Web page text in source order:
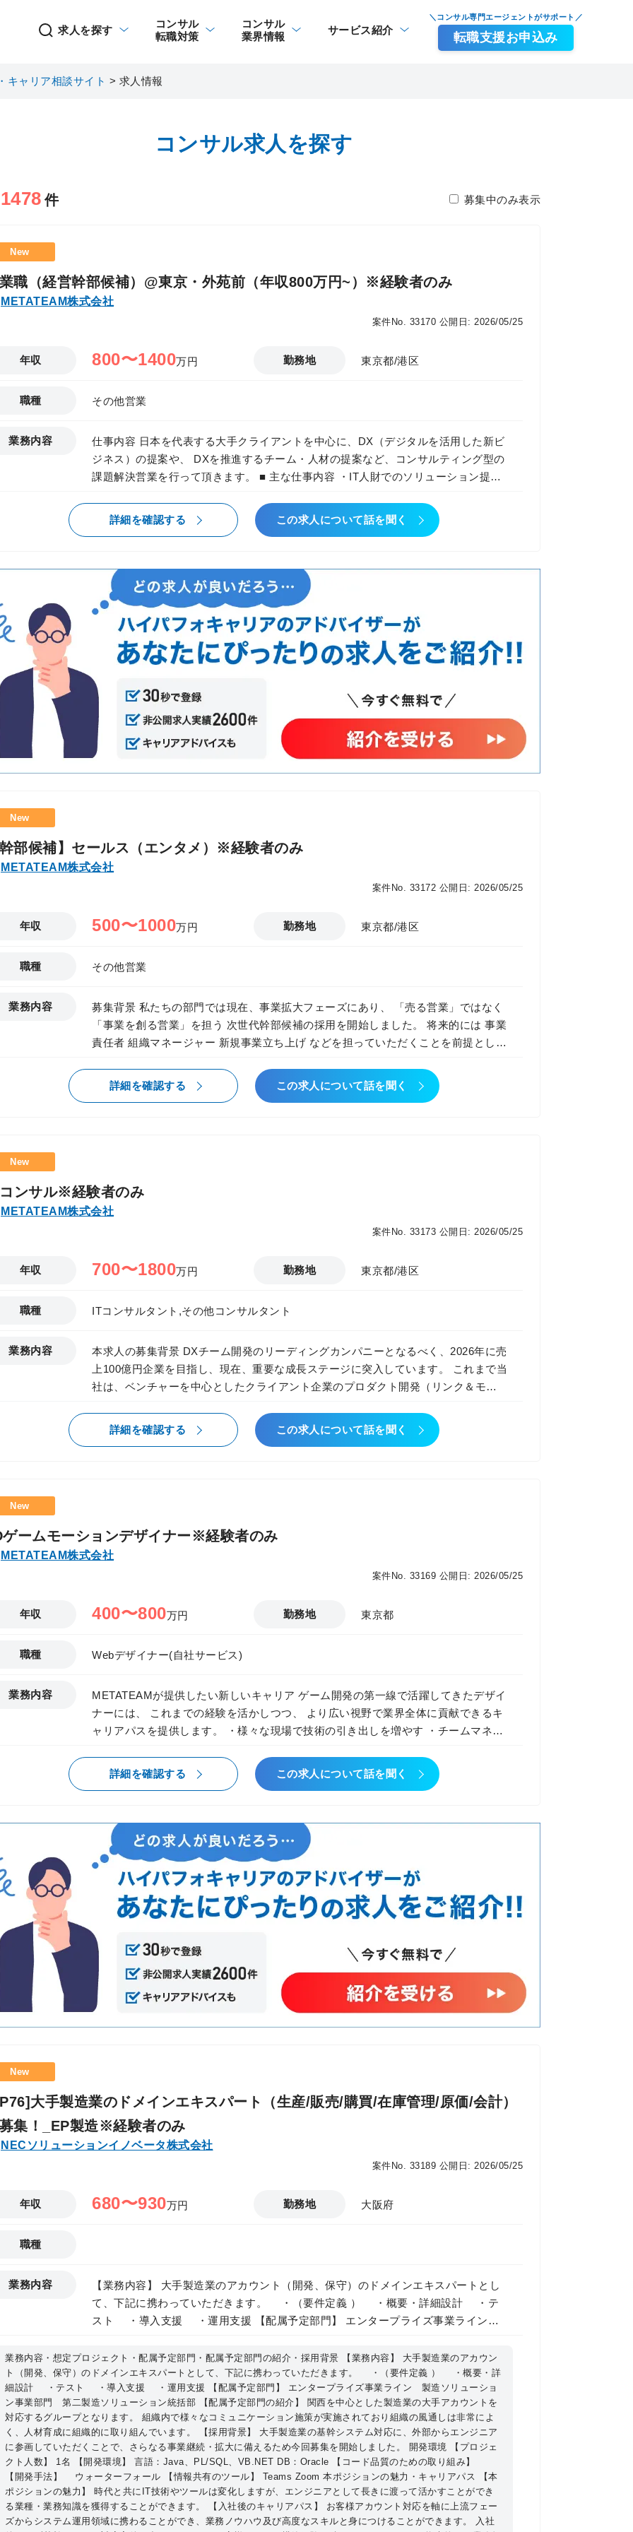
求人を探す
コンサル
転職対策
コンサル
業界情報
サービス紹介
＼コンサル専門エージェントがサポート／
転職支援お申込み
キャリア相談サイト > 求人情報
コンサル求人を探す
1478 件 募集中のみ表示
New
職（経営幹部候補）@東京・外苑前（年収800万円~）※経験者のみ
METATEAM株式会社
案件No. 33170 公開日: 2026/05/25
年収 800〜1400万円 勤務地 東京都/港区
職種 その他営業
業務内容
仕事内容 日本を代表する大手クライアントを中心に、DX（デジタルを活用した新ビ
ジネス）の提案や、 DXを推進するチーム・人材の提案など、コンサルティング型の
課題解決営業を行って頂きます。 ■ 主な仕事内容 ・IT人財でのソリューション提案
タントとの連携） ・新規顧客獲得、顧客深耕 ・事業戦略立案、実行 ・メンバーマネ
ジメントや組織強化 ・経営層や各事業部との連携 ・コミットメントができる強いカ
日座学） ２．OJT研修（入社2日目〜） ※個人の成長に合わせて柔軟に調整し
ています ３．上長との月次1on1 ※月1で本部長が商談に同席するほか、コンサ
ルタントと協力する場面も多くあります その他にも、商談前の事前MTG実施
など、随時 社内でのナレッジ共有を行っています ■ 営業キャリアの魅力・特徴 １．
「IT人財×チーム」を商材とすることで、幅広いIT知見と圧倒的なマネジメント力が
「価値ある仕事」を自ら生み出す面白さがあります！ ３．少数精鋭チームを牽引い
ただくなかで、キャリアの選択肢を広げられるポジションです！ ４．事業拡大の鍵
を握る"営業"だからこそ、実力と成果次第でスピード昇進も目指せます！ 【 モデル
年収（一例）】 年収800万円 ／ 営業歴5年 ／ 中途2年目 29歳（リーダー） 年収
1,200万円 ／ 営業歴7年 ／ 中途1年目 31歳（マネジャー候補） 年収1,400万円 ／ 営
業歴10年 ／ 中途3年目 32歳（事業部長 兼 副部長） ※中長期的なキャリアイメージ
詳細を確認する この求人について話を聞く
New
部候補】セールス（エンタメ）※経験者のみ
METATEAM株式会社
案件No. 33172 公開日: 2026/05/25
年収 500〜1000万円 勤務地 東京都/港区
職種 その他営業
業務内容
募集背景 私たちの部門では現在、事業拡大フェーズにあり、 「売る営業」ではなく
「事業を創る営業」を担う 次世代幹部候補の採用を開始しました。 将来的には 事業
責任者 組織マネージャー 新規事業立ち上げ などを担っていただくことを前提とした
責任者を目指していただきます。 入社直後? 既存／新規クライアントへの提案営業
顧客課題のヒアリング・整理 提案資料作成 社内メンバー（エンジニア／クリエイタ
ンアップ可能 将来のキャリアが「営業」だけに閉じない
詳細を確認する この求人について話を聞く
New
ンサル※経験者のみ
METATEAM株式会社
案件No. 33173 公開日: 2026/05/25
年収 700〜1800万円 勤務地 東京都/港区
職種 ITコンサルタント,その他コンサルタント
業務内容
本求人の募集背景 DXチーム開発のリーディングカンパニーとなるべく、2026年に売
上100億円企業を目指し、現在、重要な成長ステージに突入しています。 これまで当
社は、ベンチャーを中心としたクライアント企業のプロダクト開発（リンク＆モチ
流から下流まで一貫して担い、技術力と推進力を強みに実績を積み重ねてきまし
た。 今後は日本や世界を代表する超大手クライアントも手がけていきたいと考えて
ゆる業界で「検証（PoC）」から「実装・定着」へと急速に移行しています。 一方
で現場では、以下のような課題が多く残っています。 ・PoCは実施したが、本番導
入に至らない ・業務課題とAI活用が結びつかず、成果が出ない ・データ・IT基盤・
セキュリティなどの設計が追いつかない ・現場と経営層の意思決定をつなぐ人材が
「構想?実装?定着」を一貫して推進できる中核人材を募集します。 業務内容
案活動、キーマンとのリレーション構築 ・プロジェクトの立ち上げ・推進・クロー
・主要顧客の責任者として、プロジェクト品質向上と顧客貢献最大化 ・AI領域の案
件創出・大型提案の推進 ・組織づくり・採用・育成・カルチャー浸透の主導 ・経営
幹部候補としての会社貢献 特色/魅力 ・AI領域の構想策定?実装?定着までEnd to End
で支援できる ・技術理解に基づくコンサルティング（SIerとしての強み） ・成長フ
ェーズならではの裁量とスピード感 ・コアメンバーとして組織づくりにも関われる
・ワンプール制で業界に縛られずAI活用支援が可能 直近プロジェクト事例 ■大手小
企画・RFP作成支援 ■大手企業：セキュリティ導入計画策定支援 ※今後は生成AI活
用の案件拡大を予定
詳細を確認する この求人について話を聞く
New
ゲームモーションデザイナー※経験者のみ
METATEAM株式会社
案件No. 33169 公開日: 2026/05/25
年収 400〜800万円 勤務地 東京都
職種 Webデザイナー(自社サービス)
業務内容
METATEAMが提供したい新しいキャリア ゲーム開発の第一線で活躍してきたデザイ
ナーには、 これまでの経験を活かしつつ、 より広い視野で業界全体に貢献できるキ
ャリアパスを提供します。 ・様々な現場で技術の引き出しを増やす ・チームマネジ
験を多く積んでさらにスキルアップしたい方、 現場経験を生かしてキャリアの幅を
広げたい方には最適な環境です。 業務内容 新規ゲームタイトル（スマホ／コンシュ
ンス、遷移、当たり判定、最適化、ゲーム性 を強く意識して制作する必要がありま
す。 【主な業務】 ▼ キャラクターモーション制作 ・キャラクターアクション（攻
撃／回避／移動／待機／スキル） ・バトルアニメーション（コンボ、必殺技、被
弾） ・エネミー／ボスの行動モーション ・NPCモーション（生活動作、演出動作）
・モーションキャプチャデータの調整・クリーニング ・手付けアニメーションの制
Rigging ・Unreal：Anim Blueprint／State Machine／Control Rig ・動きの遷移（ブ
レンド、補間）の調整 ・当たり判定／遷移条件のセットアップ ・フレーム単位での
攻撃タイミング・ヒットフレーム合わせ ・カメラ／エフェクトとの同期 ▼ ゲーム向
け最適化 ・ループ調整・フレーム削減 ・レスポンス改善のための調整 ・モーション
の負荷・メモリ調整 ・モーションデータのクリーンアップ ▼ 演出・上流工程 ・ア
クション演出案の提案 ・キャラ性を表現する動きの作成 ・企画意図を理解したアニ
詳細を確認する この求人について話を聞く
New
大手製造業のドメインエキスパート（生産/販売/購買/在庫管理/原価/会計）
集！_EP製造※経験者のみ
NECソリューションイノベータ株式会社
案件No. 33189 公開日: 2026/05/25
年収 680〜930万円 勤務地 大阪府
職種
業務内容
【業務内容】 大手製造業のアカウント（開発、保守）のドメインエキスパートとし
て、下記に携わっていただきます。 ・（要件定義 ） ・概要・詳細設計 ・テ
スト ・導入支援 ・運用支援 【配属予定部門】 エンタープライズ事業ライン
介】 関西を中心とした製造業の大手アカウントを対応するグループとなります。 組
織内で様々なコミュニケーション施策が実施されており組織の風通しは非常によ
く、人材育成に組織的に取り組んでいます。 【採用背景】 大手製造業の基幹システ
ム対応に、外部からエンジニアに参画していただくことで、さらなる事業継続・拡
大に備えるため今回募集を開始しました。
業務内容・想定プロジェクト・配属予定部門・配属予定部門の紹介・採用背景 【業務内容】 大手製造業のアカウン
ト（開発、保守）のドメインエキスパートとして、下記に携わっていただきます。 ・（要件定義 ） ・概要・詳
細設計 ・テスト ・導入支援 ・運用支援 【配属予定部門】 エンタープライズ事業ライン 製造ソリューショ
ン事業部門 第二製造ソリューション統括部 【配属予定部門の紹介】 関西を中心とした製造業の大手アカウントを
対応するグループとなります。 組織内で様々なコミュニケーション施策が実施されており組織の風通しは非常によ
く、人材育成に組織的に取り組んでいます。 【採用背景】 大手製造業の基幹システム対応に、外部からエンジニア
に参画していただくことで、さらなる事業継続・拡大に備えるため今回募集を開始しました。 開発環境 【プロジェ
クト人数】 1名 【開発環境】 言語：Java、PL/SQL、VB.NET DB：Oracle 【コード品質のための取り組み】
【開発手法】 ウォーターフォール 【情報共有のツール】 Teams Zoom 本ポジションの魅力・キャリアパス 【本
ポジションの魅力】 時代と共にIT技術やツールは変化しますが、エンジニアとして長きに渡って活かすことができ
る業種・業務知識を獲得することができます。 【入社後のキャリアパス】 お客様アカウント対応を軸に上流フェー
ズからシステム運用領域に携わることができ、業務ノウハウ及び高度なスキルと身につけることができます。 入社